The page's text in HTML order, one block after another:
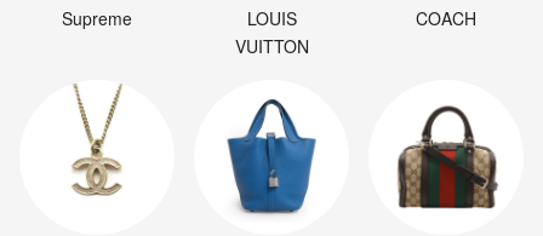
Supreme
LOUIS
VUITTON
COACH